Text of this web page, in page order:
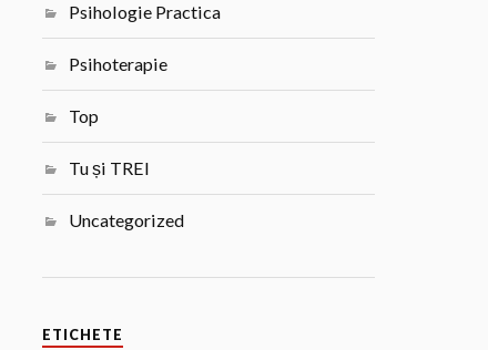
Psihologie Practica
Psihoterapie
Top
Tu și TREI
Uncategorized
ETICHETE